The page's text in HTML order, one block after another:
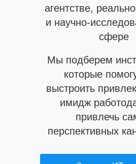
агентстве,
и научно-
сфере
Мы подберем
которые
выстроить
имидж
привлечь
перспективных